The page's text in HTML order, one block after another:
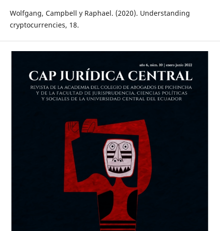
Wolfgang, Campbell y Raphael. (2020). Understanding
cryptocurrencies, 18.